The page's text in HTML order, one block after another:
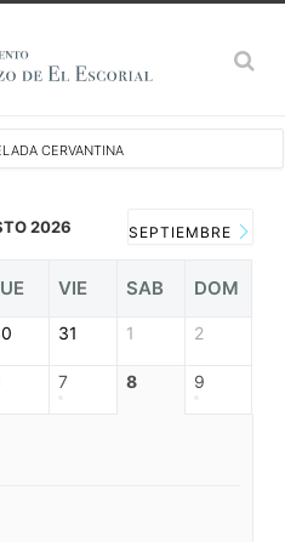
CERVANTINA
2026 SEPTIEMBRE
VIE SAB DOM
31 1 2
7 8 9